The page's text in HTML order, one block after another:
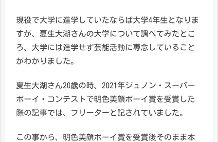
現役で大学に進学していたならば大学4年生となりま
すが、夏生大湖さんの大学について調べてみたとこ
ろ、大学には進学せず芸能活動に専念していること
がわかりました。
夏生大湖さん20歳の時、2021年ジュノン・スーパー
ボーイ・コンテストで明色美顔ボーイ賞を受賞した
際の記事では、フリーターと記されていました。
この事から、明色美顔ボーイ賞を受賞後そのまま本